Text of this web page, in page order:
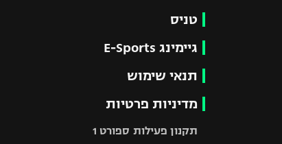
טניס
גיימינג E-Sports
תנאי שימוש
מדיניות פרטיות
תקנון פעילות ספורט 1